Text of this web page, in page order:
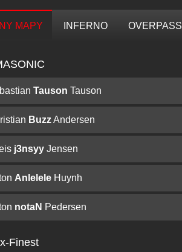
MAPY INFERNO OVERPASS
Tauson Tauson
BuzzAndersen
j3nsyy Jensen
Anlelele Huynh
notaN Pedersen
Finest